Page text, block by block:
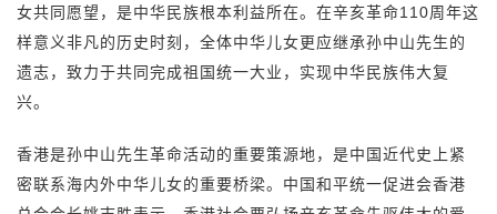
女共同愿望，是中华民族根本利益所在。在辛亥革命110周年这
样意义非凡的历史时刻，全体中华儿女更应继承孙中山先生的
遗志，致力于共同完成祖国统一大业，实现中华民族伟大复
兴。
香港是孙中山先生革命活动的重要策源地，是中国近代史上紧
密联系海内外中华儿女的重要桥梁。中国和平统一促进会香港